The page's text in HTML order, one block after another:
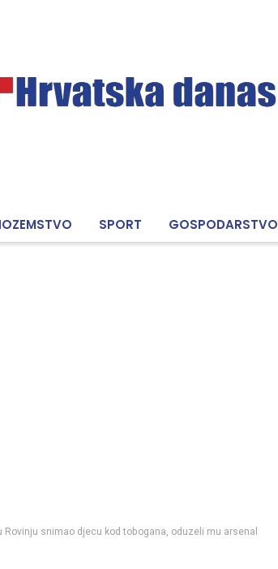
SPORT GOSPODARSTVO
Rovinju snimao djecu kod tobogana, oduzeli mu arsenal